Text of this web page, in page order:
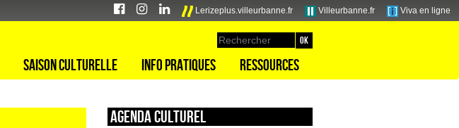
Lerizeplus.villeurbanne.fr Villeurbanne.fr Viva en ligne
Saison culturelle Info pratiques Ressources
Agenda culturel